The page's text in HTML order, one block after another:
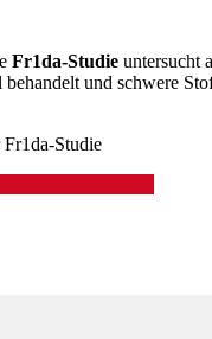
Fr1da-Studie untersucht
und schwere
Studie